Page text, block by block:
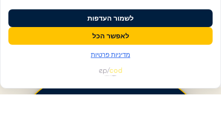
פעולות ומידע
לשמור העדפות
לאפשר הכל
מדיניות פרטיות